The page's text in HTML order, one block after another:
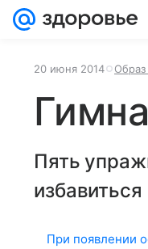
20 июня 2014
Пять
При появлении